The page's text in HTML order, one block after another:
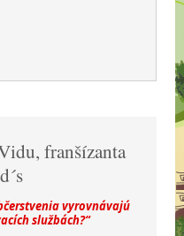
franšízanta
vyrovnávajú
službách?“